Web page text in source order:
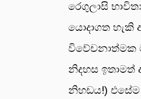
රෙගුලාසි
යොදාගත හැකි
විවේචනාත්මක
නිදහස ඉතාමත්
නිහඩය!) එසේම